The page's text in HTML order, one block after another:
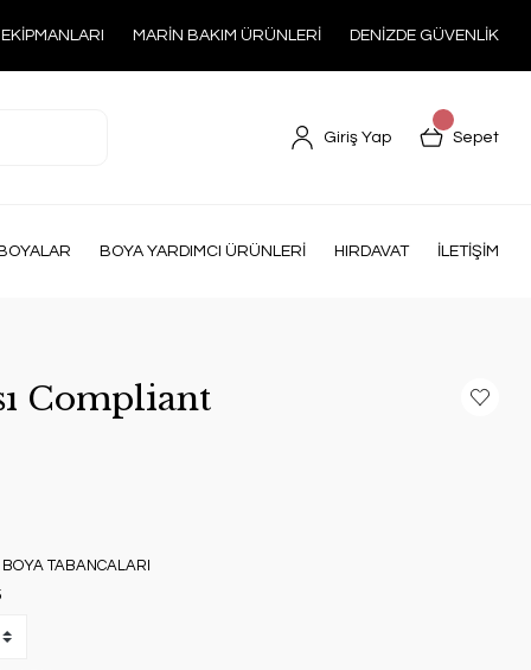
MARİN BAKIM ÜRÜNLERİ DENİZDE GÜVENLİK
Giriş Yap Sepet
BOYA YARDIMCI ÜRÜNLERİ HIRDAVAT İLETİŞİM
Compliant
TABANCALARI